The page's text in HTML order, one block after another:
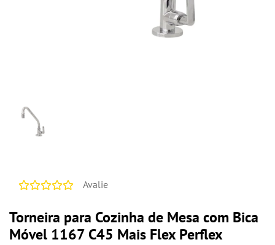
Avalie
Torneira para Cozinha de Mesa com Bica
Móvel 1167 C45 Mais Flex Perflex